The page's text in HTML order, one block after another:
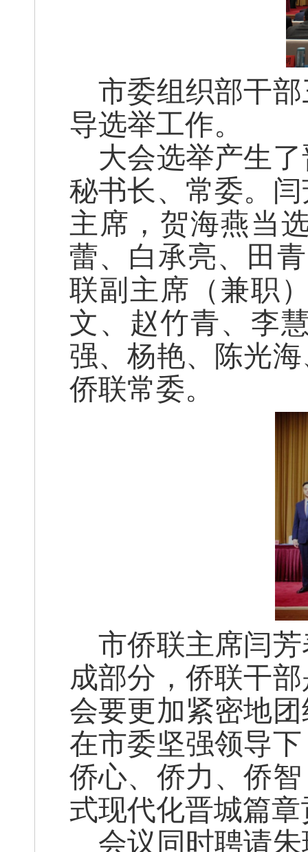
市委组织部干
导选举工作。
大会选举产生
秘书长、常委。
主席，贺海燕当
蕾、白承亮、田
联副主席（兼职
文、赵竹青、李
强、杨艳、陈光
侨联常委。
市侨联主席闫
成部分，侨联干
会要更加紧密地
在市委坚强领导
侨心、侨力、侨
式现代化晋城篇
会议同时聘请